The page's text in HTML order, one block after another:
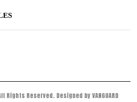
Rights Reserved. Designed by VANGUARD